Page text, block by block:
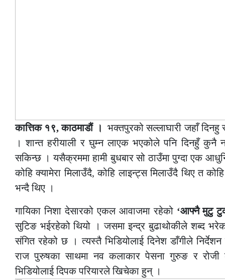
कात्तिक १९, काठमाडौं ।भक्तपुरको सल्लाघारी जहाँ दिनहु
। शान्त हरीयाली र घुम्न लाएक भएकोले पनि दिनहुँ
सकिन्छ । यसैक्रममा हामी बुधबार सो ठाउँमा पुग्दा एक
कोहि क्यामेरा मिलाउँदै, कोहि लाइन्ट्स मिलाउँदै थिए त
भन्दै थिए ।
गायिका निशा देसारको एकल आवाजमा रहेको ‘आफ्नै मुटु
सुटिङ भईरहेको थियो । जसमा इन्द्र बुढाथोकीले शब्द
संगित रहेको छ । त्यस्तै भिडियोलाई दिनेश डाँगीले
राज पुरुषका साथमा नव कलाकार पेसना गुरुङ र रोजी
भिडियोलाई दिपक परियारले खिचेका हुन् ।